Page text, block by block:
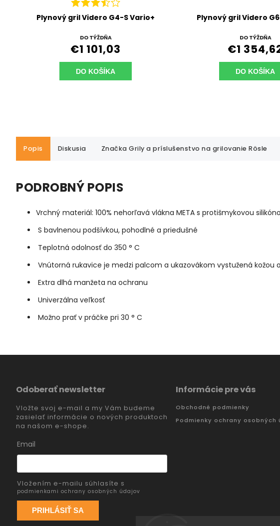
Plynový gril Videro G4-S Vario+
DO TÝŽDŇA
€1 101,03
DO KOŠÍKA
Plynový gril Videro
DO TÝŽDŇA
€1
DO KOŠÍKA
Popis Diskusia Značka Grily a príslušenstvo na grilovanie Rösle
PODROBNÝ POPIS
Vrchný materiál: 100% nehorľavá vlákna META s protišmykovou
S bavlnenou podšívkou, pohodlné a priedušné
Teplotná odolnosť do 350 ° C
Vnútorná rukavice je medzi palcom a ukazovákom vystužená kožou
Extra dlhá manžeta na ochranu
Univerzálna veľkosť
Možno prať v práčke pri 30 ° C
Odoberať newsletter
Vložte svoj e-mail a my Vám budeme
zasielať informácie o nových produktoch
na našom e-shope.
Email
Vložením e-mailu súhlasíte s
podmienkami ochrany osobných údajov
PRIHLÁSIŤ SA
Informácie pre vás
Obchodné podmienky
Podmienky ochrany osobných